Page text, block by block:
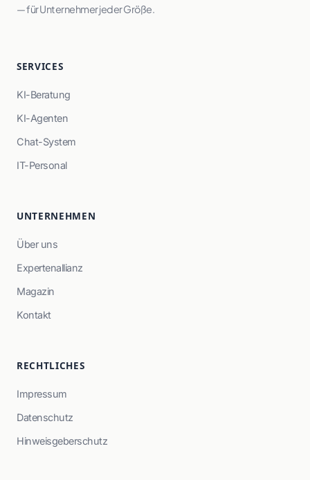
— für Unternehmer jeder Größe.
SERVICES
KI-Beratung
KI-Agenten
Chat-System
IT-Personal
UNTERNEHMEN
Über uns
Expertenallianz
Magazin
Kontakt
RECHTLICHES
Impressum
Datenschutz
Hinweisgeberschutz